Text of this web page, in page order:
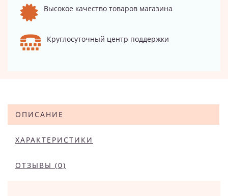
Высокое качество товаров магазина
Круглосуточный центр поддержки
ОПИСАНИЕ
ХАРАКТЕРИСТИКИ
ОТЗЫВЫ (0)